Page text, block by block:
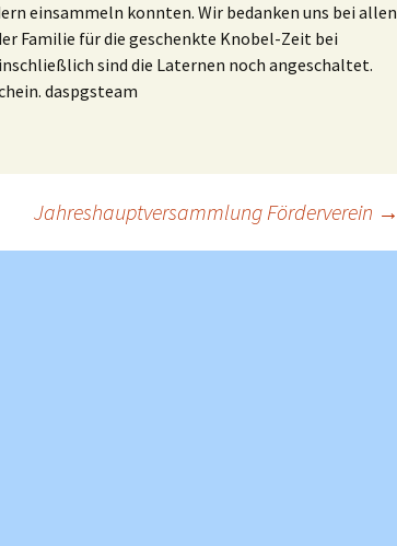
einsammeln konnten. Wir bedanken uns bei allen
Familie für die geschenkte Knobel-Zeit bei
sind die Laternen noch angeschaltet.
daspgsteam
Jahreshauptversammlung Förderverein →